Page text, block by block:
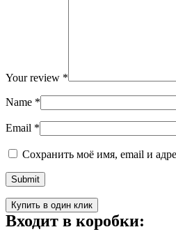
Your review *
Name *
Email *
Сохранить моё имя, email и
Купить в один клик
Входит в коробки: